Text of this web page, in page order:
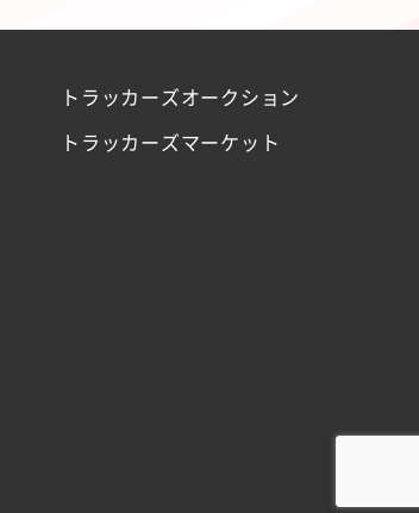
トラッカーズオークション
トラッカーズマーケット